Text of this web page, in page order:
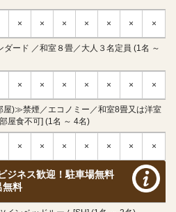
× × × × × × ×
ード ／和室８畳／大人３名定員 (1名 ～
× × × × × × ×
)≫禁煙／エコノミー／和室8畳又は洋室
屋食不可] (1名 ～ 4名)
× × × × × × ×
ジネス歓迎！駐車場無料
無料